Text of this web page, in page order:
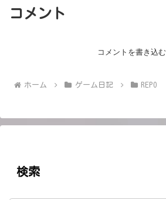
コメント
コメントを書き込む
ホーム ゲーム日記 REPO
検索